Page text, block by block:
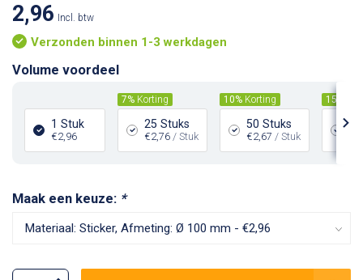
2,96 Incl. btw
Verzonden binnen 1-3 werkdagen
Volume voordeel
1 Stuk
€2,96
7% Korting
25 Stuks
€2,76 / Stuk
10% Korting
50 Stuks
€2,67 / Stuk
15%
Maak een keuze: *